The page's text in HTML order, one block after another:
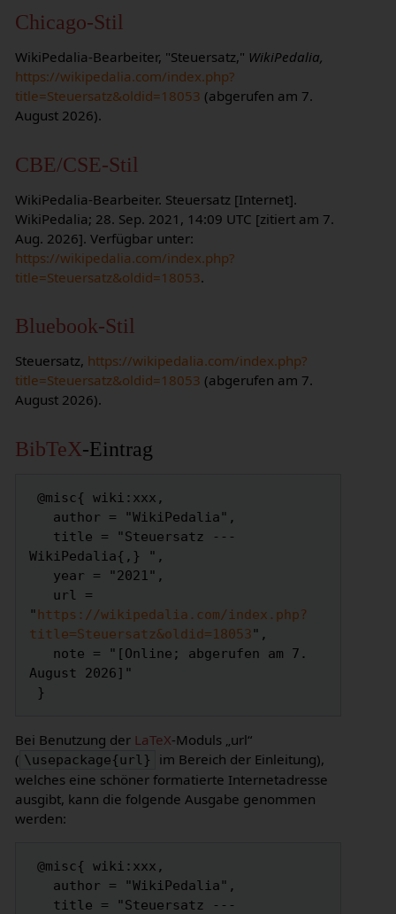
Chicago-Stil
WikiPedalia-Bearbeiter, "Steuersatz," WikiPedalia,
https://wikipedalia.com/index.php?
title=Steuersatz&oldid=18053 (abgerufen am 7.
August 2026).
CBE/CSE-Stil
WikiPedalia-Bearbeiter. Steuersatz [Internet].
WikiPedalia; 28. Sep. 2021, 14:09 UTC [zitiert am 7.
Aug. 2026]. Verfügbar unter:
https://wikipedalia.com/index.php?
title=Steuersatz&oldid=18053.
Bluebook-Stil
Steuersatz, https://wikipedalia.com/index.php?
title=Steuersatz&oldid=18053 (abgerufen am 7.
August 2026).
BibTeX-Eintrag
@misc{ wiki:xxx,
WikiPedalia{,} ",
"https://wikipedalia.com/index.php?
title=Steuersatz&oldid=18053",
August 2026]"
Bei Benutzung der LaTeX-Moduls „url“
( \usepackage{url}
im Bereich der Einleitung),
welches eine schöner formatierte Internetadresse
ausgibt, kann die folgende Ausgabe genommen
werden:
@misc{ wiki:xxx,